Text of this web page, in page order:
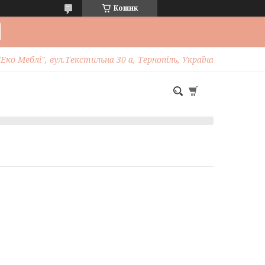
Кошик
Меблі", вул.Текстильна 30 а, Тернопіль, Україна